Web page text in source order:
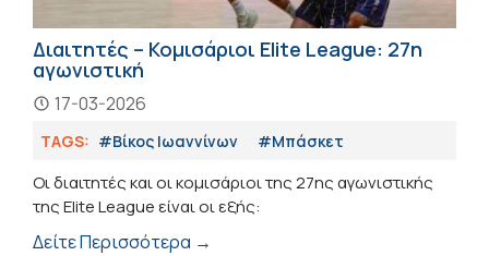
Διαιτητές – Κομισάριοι Elite League: 27η
αγωνιστική
17-03-2026
TAGS: #Βίκος Ιωαννίνων #Μπάσκετ
Οι διαιτητές και οι κομισάριοι της 27ης αγωνιστικής
της Elite League είναι οι εξής:
Δείτε Περισσότερα →